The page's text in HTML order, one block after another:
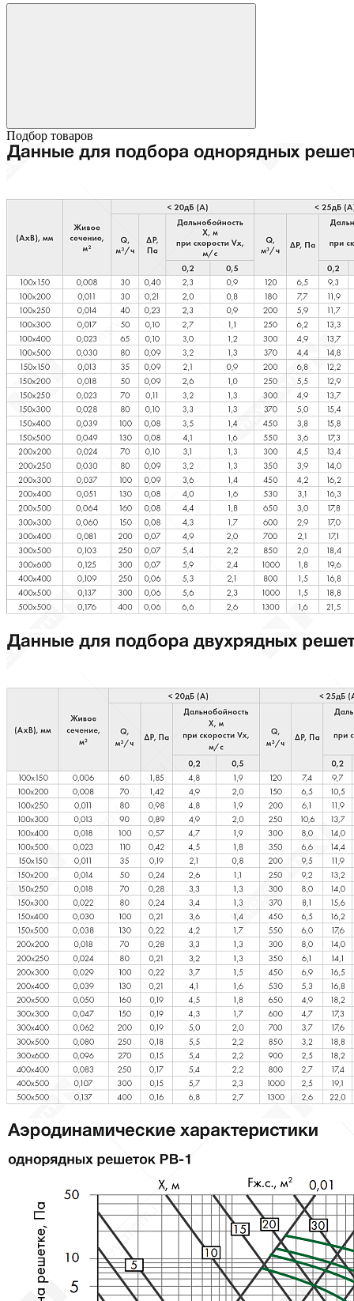
Подбор товаров